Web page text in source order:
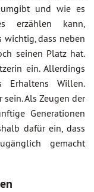
und wie es
erzählen kann,
wichtig, dass neben
seinen Platz hat.
ein. Allerdings
Willen.
Als Zeugen der
Generationen
dafür ein, dass
gemacht